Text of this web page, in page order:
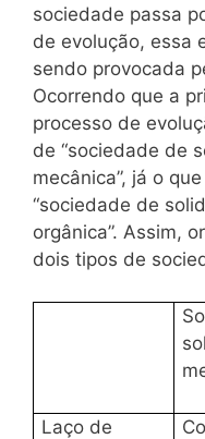
sociedade passa
de evolução, essa
sendo provocada
Ocorrendo que a
processo de
de “sociedade de
mecânica”, já o
“sociedade de
orgânica”. Assim,
dois tipos de
Laço de